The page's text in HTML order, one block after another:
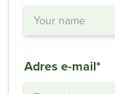
Adres e-mail*